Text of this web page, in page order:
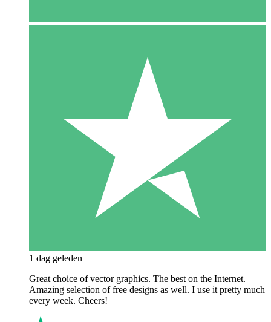
1 dag geleden
Great choice of vector graphics. The best on the Internet.
Amazing selection of free designs as well. I use it pretty much
every week. Cheers!